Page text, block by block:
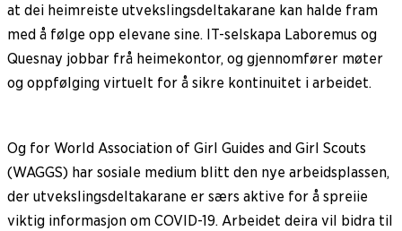
at dei heimreiste utvekslingsdeltakarane kan halde fram
med å følge opp elevane sine. IT-selskapa Laboremus og
Quesnay jobbar frå heimekontor, og gjennomfører møter
og oppfølging virtuelt for å sikre kontinuitet i arbeidet.
Og for World Association of Girl Guides and Girl Scouts
(WAGGS) har sosiale medium blitt den nye arbeidsplassen,
der utvekslingsdeltakarane er særs aktive for å spreiie
viktig informasjon om COVID-19. Arbeidet deira vil bidra til